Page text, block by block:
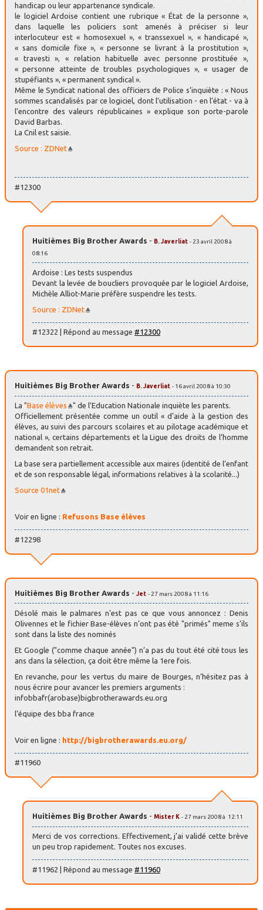
handicap ou leur appartenance syndicale.
le logiciel Ardoise contient une rubrique « État de la personne »,
dans laquelle les policiers sont amenés à préciser si leur
interlocuteur est « homosexuel », « transsexuel », « handicapé »,
« sans domicile fixe », « personne se livrant à la prostitution »,
« travesti », « relation habituelle avec personne prostituée »,
« personne atteinte de troubles psychologiques », « usager de
stupéfiants », « permanent syndical ».
Même le Syndicat national des officiers de Police s’inquiète : « Nous
sommes scandalisés par ce logiciel, dont l’utilisation - en l’état - va à
l’encontre des valeurs républicaines » explique son porte-parole
David Barbas.
La Cnil est saisie.
Source : ZDNet
#12300
Huitièmes Big Brother Awards - B. Javerliat - 23 avril 2008 à
08:16
Ardoise : Les tests suspendus
Devant la levée de boucliers provoquée par le logiciel Ardoise,
Michèle Alliot-Marie préfère suspendre les tests.
Source : ZDNet
#12322 | Répond au message #12300
Huitièmes Big Brother Awards - B. Javerliat - 16 avril 2008 à 10:30
La "Base élèves
" de l’Education Nationale inquiète les parents.
Officiellement présentée comme un outil « d’aide à la gestion des
élèves, au suivi des parcours scolaires et au pilotage académique et
national », certains départements et la Ligue des droits de l’homme
demandent son retrait.
La base sera partiellement accessible aux maires (identité de l’enfant
et de son responsable légal, informations relatives à la scolarité...)
Source 01net
Voir en ligne : Refusons Base élèves
#12298
Huitièmes Big Brother Awards - Jet - 27 mars 2008 à 11:16
Désolé mais le palmares n’est pas ce que vous annoncez : Denis
Olivennes et le fichier Base-élèves n’ont pas été "primés" meme s’ils
sont dans la liste des nominés
Et Google ("comme chaque année") n’a pas du tout été cité tous les
ans dans la sélection, ça doit être même la 1ere fois.
En revanche, pour les vertus du maire de Bourges, n’hésitez pas à
nous écrire pour avancer les premiers arguments :
infobbafr(arobase)bigbrotherawards.eu.org
l’équipe des bba france
Voir en ligne : http://bigbrotherawards.eu.org/
#11960
Huitièmes Big Brother Awards - Mister K - 27 mars 2008 à 12:11
Merci de vos corrections. Effectivement, j’ai validé cette brève
un peu trop rapidement. Toutes nos excuses.
#11962 | Répond au message #11960